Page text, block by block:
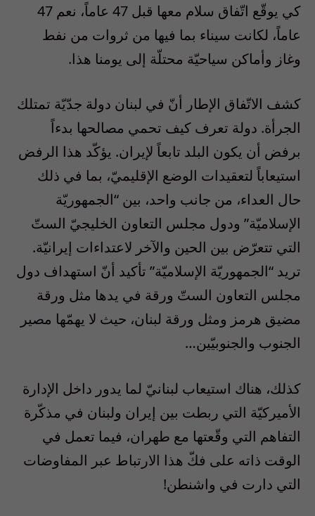
كي يوقّع اتّفاق سلام معها قبل 47 عاماً، نعم 47
عاماً، لكانت سيناء بما فيها من ثروات من نفط
وغاز وأماكن سياحيّة محتلّة إلى يومنا هذا.
كشف الاتّفاق الإطار أنّ في لبنان دولة جدّيّة تمتلك
الجرأة. دولة تعرف كيف تحمي مصالحها بدءاً
برفض أن يكون البلد تابعاً لإيران. يؤكّد هذا الرفض
استيعاباً لتعقيدات الوضع الإقليميّ، بما في ذلك
حال العداء، من جانب واحد، بين “الجمهوريّة
الإسلاميّة” ودول مجلس التعاون الخليجيّ الستّ
التي تتعرّض بين الحين والآخر لاعتداءات إيرانيّة.
تريد “الجمهوريّة الإسلاميّة” تأكيد أنّ استهداف دول
مجلس التعاون الستّ ورقة في يدها مثل ورقة
مضيق هرمز ومثل ورقة لبنان، حيث لا يهمّها مصير
الجنوب والجنوبيّين…
كذلك، هناك استيعاب لبنانيّ لما يدور داخل الإدارة
الأميركيّة التي ربطت بين إيران ولبنان في مذكّرة
التفاهم التي وقّعتها مع طهران، فيما تعمل في
الوقت ذاته على فكّ هذا الارتباط عبر المفاوضات
التي دارت في واشنطن!